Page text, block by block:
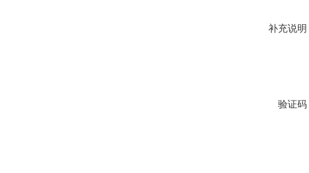
补充说明
验证码